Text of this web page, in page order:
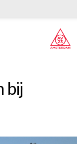
bij